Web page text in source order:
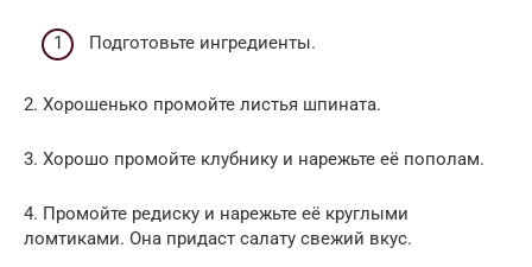
Подготовьте ингредиенты.
2. Хорошенько промойте листья шпината.
3. Хорошо промойте клубнику и нарежьте её пополам.
4. Промойте редиску и нарежьте её круглыми
ломтиками. Она придаст салату свежий вкус.